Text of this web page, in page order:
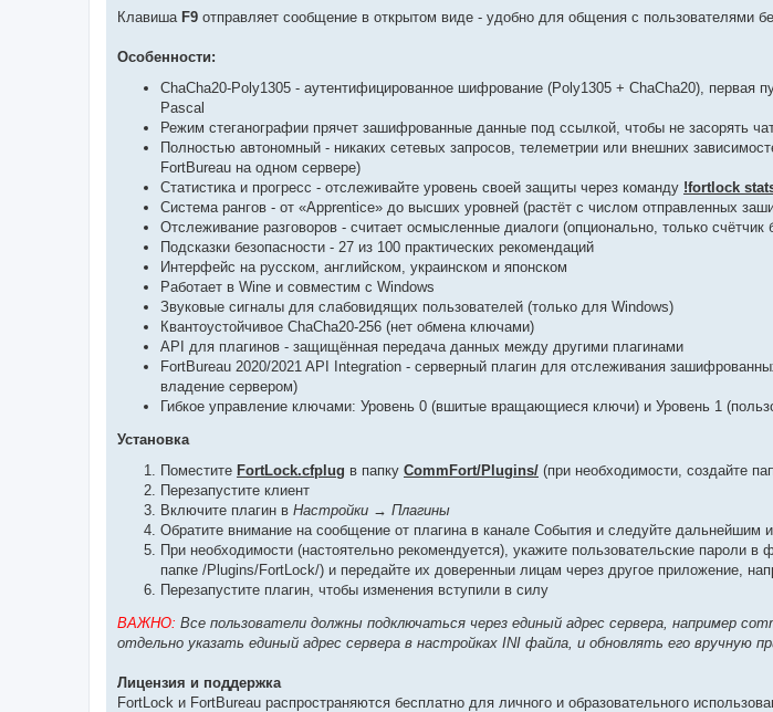
Клавиша F9 отправляет сообщение в открытом виде - удобно для общения с пользователями
Особенности:
ChaCha20-Poly1305 - аутентифицированное шифрование (Poly1305 + ChaCha20), первая
Pascal
Режим стеганографии прячет зашифрованные данные под ссылкой, чтобы не засорять
Полностью автономный - никаких сетевых запросов, телеметрии или внешних
FortBureau на одном сервере)
Статистика и прогресс - отслеживайте уровень своей защиты через команду !fortlock
Система рангов - от «Apprentice» до высших уровней (растёт с числом отправленных
Отслеживание разговоров - считает осмысленные диалоги (опционально, только счётчик
Подсказки безопасности - 27 из 100 практических рекомендаций
Интерфейс на русском, английском, украинском и японском
Работает в Wine и совместим с Windows
Звуковые сигналы для слабовидящих пользователей (только для Windows)
Квантоустойчивое ChaCha20-256 (нет обмена ключами)
API для плагинов - защищённая передача данных между другими плагинами
FortBureau 2020/2021 API Integration - серверный плагин для отслеживания
владение сервером)
Гибкое управление ключами: Уровень 0 (вшитые вращающиеся ключи) и Уровень 1
Установка
Поместите FortLock.cfplug в папку CommFort/Plugins/ (при необходимости, создайте
Перезапустите клиент
Включите плагин в Настройки → Плагины
Обратите внимание на сообщение от плагина в канале События и следуйте дальнейшим
При необходимости (настоятельно рекомендуется), укажите пользовательские пароли в
папке /Plugins/FortLock/) и передайте их доверенныи лицам через другое приложение,
Перезапустите плагин, чтобы изменения вступили в силу
ВАЖНО: Все пользователи должны подключаться через единый адрес сервера, например
отдельно указать единый адрес сервера в настройках INI файла, и обновлять его вручную
Лицензия и поддержка
FortLock и FortBureau распространяются бесплатно для личного и образовательного